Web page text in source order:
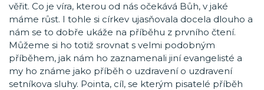
věřit. Co je víra, kterou od nás očekává Bůh, v jaké
máme růst. I tohle si církev ujasňovala docela dlouho a
nám se to dobře ukáže na příběhu z prvního čtení.
Můžeme si ho totiž srovnat s velmi podobným
příběhem, jak nám ho zaznamenali jiní evangelisté a
my ho známe jako příběh o uzdravení o uzdravení
setníkova sluhy. Pointa, cíl, se kterým pisatelé příběh